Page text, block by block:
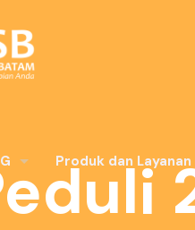
Produk dan Layanan